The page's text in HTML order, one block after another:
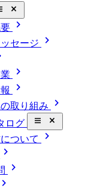
close_small
chevron_right
セージ chevron_right
chevron_right
chevron_right
取り組み chevron_right
ログ close_small
ついて chevron_right
chevron_right
chevron_right
chevron_right